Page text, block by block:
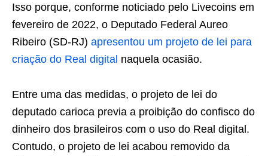
Isso porque, conforme noticiado pelo Livecoins em
fevereiro de 2022, o Deputado Federal Aureo
Ribeiro (SD-RJ) apresentou um projeto de lei para
criação do Real digital naquela ocasião.
Entre uma das medidas, o projeto de lei do
deputado carioca previa a proibição do confisco do
dinheiro dos brasileiros com o uso do Real digital.
Contudo, o projeto de lei acabou removido da